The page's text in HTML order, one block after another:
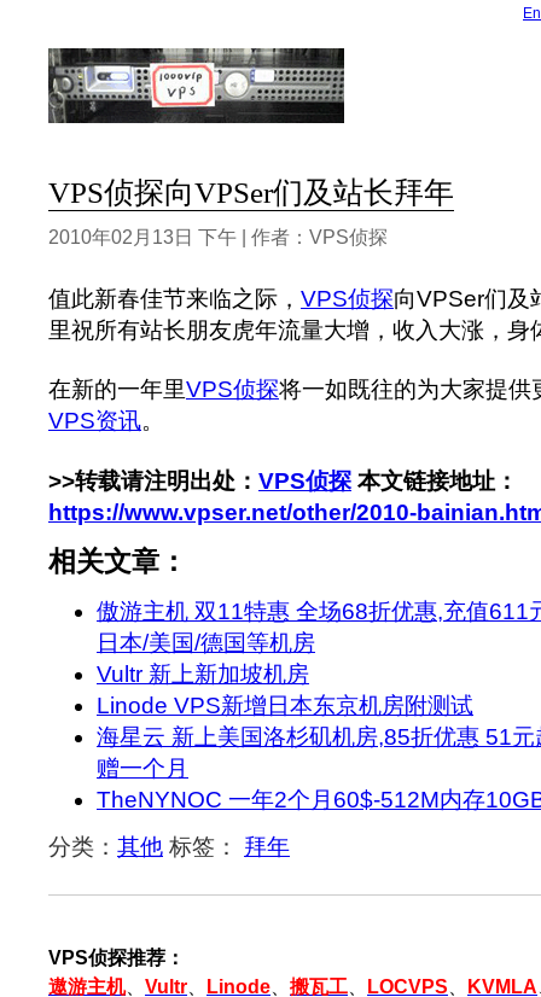
VPS侦探向VPSer们及站长拜年
2010年02月13日 下午 | 作者：VPS侦探
值此新春佳节来临之际， VPS侦探向VPSer们及
里祝所有站长朋友虎年流量大增，收入大涨，身
在新的一年里VPS侦探将一如既往的为大家提供
VPS资讯。
>>转载请注明出处： VPS侦探 本文链接地址：
https://www.vpser.net/other/2010-
相关文章：
傲游主机 双11特惠 全场68折优惠,充值611
日本/美国/德国等机房
Vultr 新上新加坡机房
Linode VPS新增日本东京机房附测试
海星云 新上美国洛杉矶机房,85折优惠 51
赠一个月
TheNYNOC 一年2个月60$-512M内存
分类： 其他 标签： 拜年
VPS侦探推荐：
遨游主机、 Vultr Linode 搬瓦工 LOCVPS KVMLA